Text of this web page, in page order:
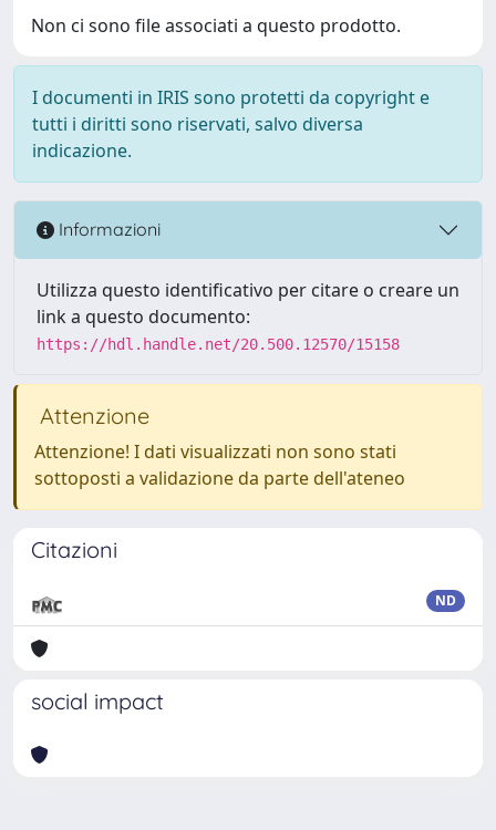
Non ci sono file associati a questo prodotto.
I documenti in IRIS sono protetti da copyright e
tutti i diritti sono riservati, salvo diversa
indicazione.
Informazioni
Utilizza questo identificativo per citare o creare un
link a questo documento:
https://hdl.handle.net/20.500.12570/15158
Attenzione
Attenzione! I dati visualizzati non sono stati
sottoposti a validazione da parte dell'ateneo
Citazioni
ND
social impact